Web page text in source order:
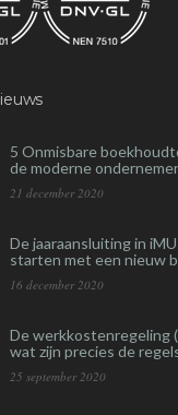
5 Onmisbare
de moderne ondernemer
21 december 2020
De jaaraansluiting in
starten met een nieuw
16 december 2020
De werkkostenregeling
wat zijn precies de
25 september 2020